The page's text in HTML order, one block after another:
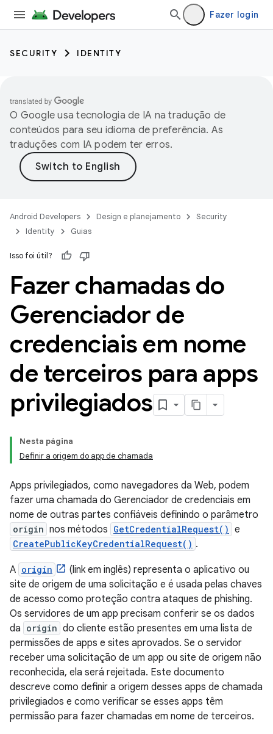
Fazer login
SECURITY IDENTITY
O Google usa tecnologia de IA na tradução de
conteúdos para seu idioma de preferência. As
traduções com IA podem ter erros.
Android Developers Design e planejamento
Security
Identity
Guias
Isso foi útil?
Fazer chamadas do
Gerenciador de
credenciais em nome
de terceiros para apps
privilegiados
Nesta página
Definir a origem do app de chamada
Apps privilegiados, como navegadores da Web, podem
fazer uma chamada do Gerenciador de credenciais em
nome de outras partes confiáveis definindo o parâmetro
origin nos métodos GetCredentialRequest() e
CreatePublicKeyCredentialRequest() .
A origin
(link em inglês) representa o aplicativo ou
site de origem de uma solicitação e é usada pelas chaves
de acesso como proteção contra ataques de phishing.
Os servidores de um app precisam conferir se os dados
da origin do cliente estão presentes em uma lista de
permissões de apps e sites aprovados. Se o servidor
receber uma solicitação de um app ou site de origem não
reconhecida, ela será rejeitada. Este documento
descreve como definir a origem desses apps de chamada
privilegiados e como verificar se esses apps têm
permissão para fazer chamadas em nome de terceiros.